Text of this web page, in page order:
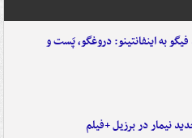
به اینفانتینو: دروغگو، پَست‌ و
نیمار در برزیل +فیلم